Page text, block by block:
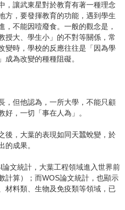
，讓武東星對於教育有著一種理念
方，要發揮教育的功能，遇到學生
，不能因噎廢食。一般的觀念是，
授大、學生小」的不對等關係，常
變時，學校的反應往往是「因為學
成為改變的種種阻礙。
，但他認為，一所大學，不能只顧
，一切「事在人為」。
後，大葉的表現如同天蠶蛻變，於
的成果。
文統計，大葉工程領域進入世界前
計算）；而WOS論文統計，也顯示
材料類、生物及免疫類等領域，已